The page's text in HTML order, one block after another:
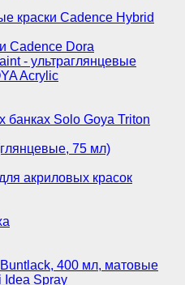
краски Cadence Hybrid
Cadence Dora
- ультраглянцевые
Acrylic
банках Solo Goya Triton
75 мл)
акриловых красок
400 мл, матовые
Idea Spray